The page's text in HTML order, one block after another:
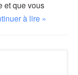
et que vous
à lire »